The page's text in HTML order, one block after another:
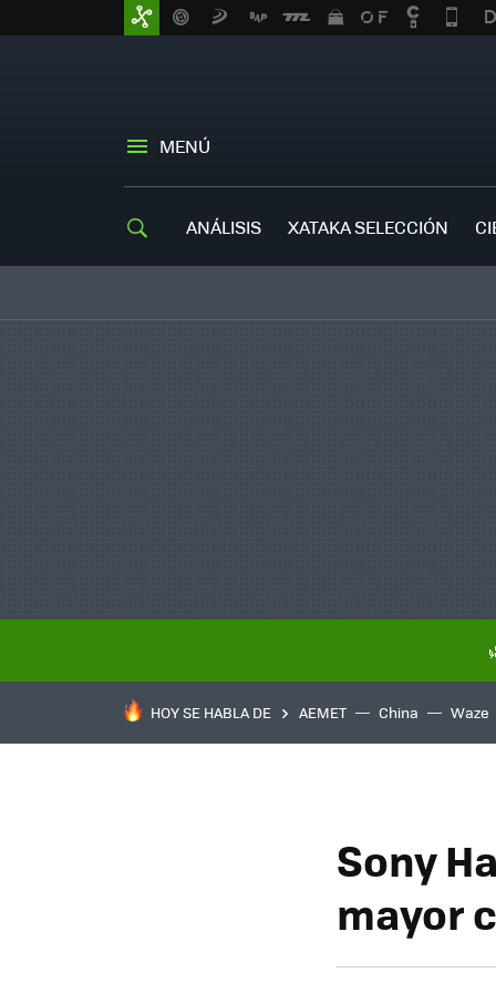
MENÚ
ANÁLISIS XATAKA SELECCIÓN
HOY SE HABLA DE AEMET China Waze
Sony
mayor